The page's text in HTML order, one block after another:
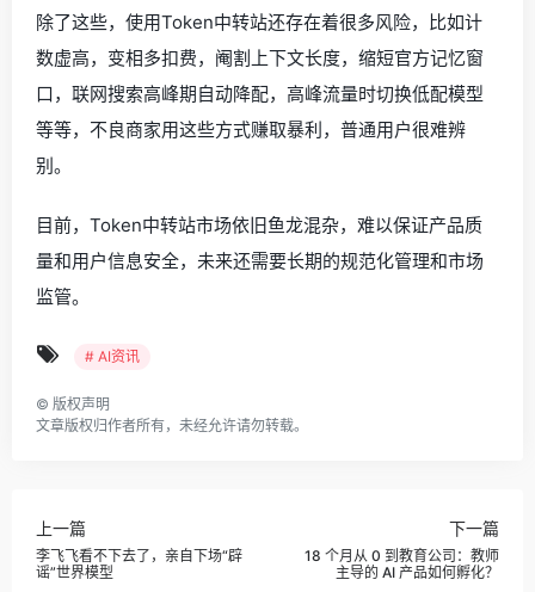
除了这些，使用Token中转站还存在着很多风险，比如计
数虚高，变相多扣费，阉割上下文长度，缩短官方记忆窗
口，联网搜索高峰期自动降配，高峰流量时切换低配模型
等等，不良商家用这些方式赚取暴利，普通用户很难辨
别。
目前，Token中转站市场依旧鱼龙混杂，难以保证产品质
量和用户信息安全，未来还需要长期的规范化管理和市场
监管。
# AI资讯
© 版权声明
文章版权归作者所有，未经允许请勿转载。
上一篇
李飞飞看不下去了，亲自下场“辟
谣”世界模型
下一篇
18 个月从 0 到教育公司：教师
主导的 AI 产品如何孵化？